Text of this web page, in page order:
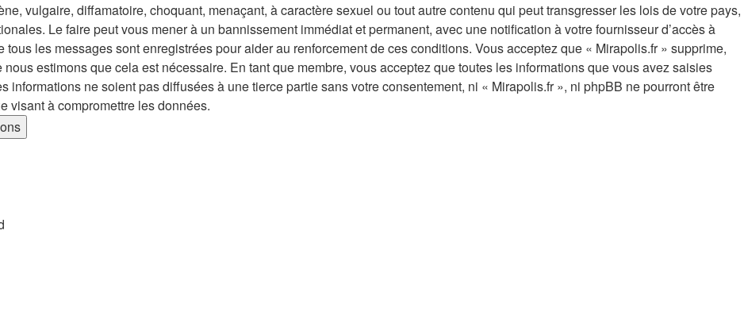
vulgaire, diffamatoire, choquant, menaçant, à caractère sexuel ou tout autre contenu qui peut transgresser les lois de votre pays,
Le faire peut vous mener à un bannissement immédiat et permanent, avec une notification à votre fournisseur d’accès à
les messages sont enregistrées pour aider au renforcement de ces conditions. Vous acceptez que « Mirapolis.fr » supprime,
estimons que cela est nécessaire. En tant que membre, vous acceptez que toutes les informations que vous avez saisies
informations ne soient pas diffusées à une tierce partie sans votre consentement, ni « Mirapolis.fr », ni phpBB ne pourront être
visant à compromettre les données.